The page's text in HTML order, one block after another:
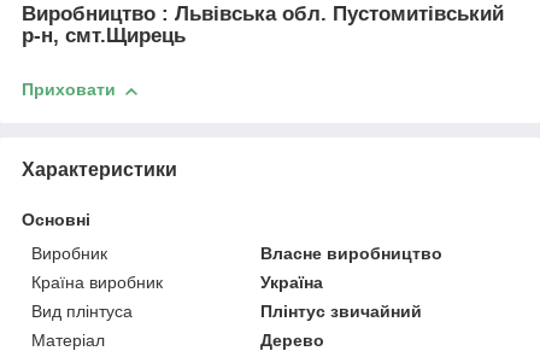
Виробництво : Львівська обл. Пустомитівський
р-н, смт.Щирець
Приховати
Характеристики
Основні
Виробник
Власне виробництво
Країна виробник
Україна
Вид плінтуса
Плінтус звичайний
Матеріал
Дерево